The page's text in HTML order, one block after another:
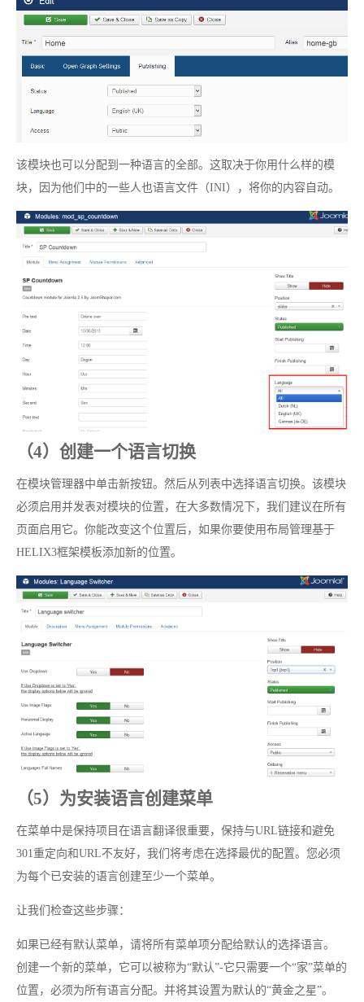
该模块也可以分配到一种语言的全部。这取决于你用什么样的模
块，因为他们中的一些人也语言文件（INI），将你的内容自动。
（4）创建一个语言切换
在模块管理器中单击新按钮。然后从列表中选择语言切换。该模块
必须启用并发表对模块的位置，在大多数情况下，我们建议在所有
页面启用它。你能改变这个位置后，如果你要使用布局管理基于
HELIX3框架模板添加新的位置。
（5）为安装语言创建菜单
在菜单中是保持项目在语言​​翻译很重要，保持与URL链接和避免
301重定向和URL不友好，我们将考虑在选择最优的配置。您必须
为每个已安装的语言创建至少一个菜单。
让我们检查这些步骤：
如果已经有默认菜单，请将所有菜单项分配给默认的选择语言。
创建一个新的菜单，它可以被称为“默认”-它只需要一个“家”菜单的
位置，必须为所有语言分配。并将其设置为默认的“黄金之星”。